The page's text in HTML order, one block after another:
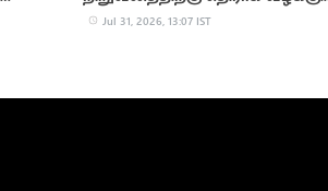
ரூ.19 லட்சம் இழப்பீடு பெற்ற
Jul 31, 2026, 13:07 IST